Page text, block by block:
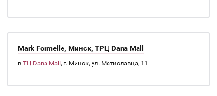
Mark Formelle, Минск, ТРЦ Dana Mall
в ТЦ Dana Mall , г. Минск, ул. Мстиславца, 11